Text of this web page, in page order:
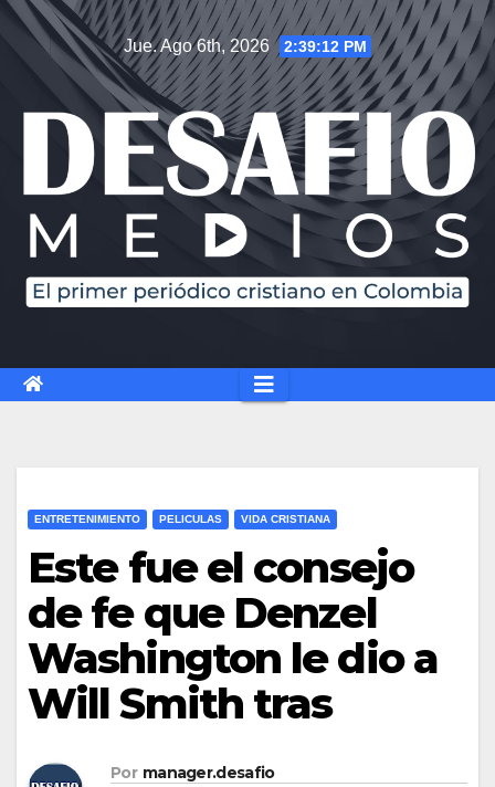
Saltar
contenido
Jue. Ago 6th, 2026 2:39:13 PM
ENTRETENIMIENTO PELICULAS VIDA CRISTIANA
Este fue el consejo
de fe que Denzel
Washington le dio a
Will Smith tras
Por manager.desafio